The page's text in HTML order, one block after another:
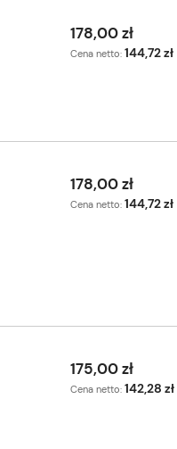
178,00 zł
Cena netto:144,72 zł
178,00 zł
Cena netto:144,72 zł
175,00 zł
Cena netto:142,28 zł